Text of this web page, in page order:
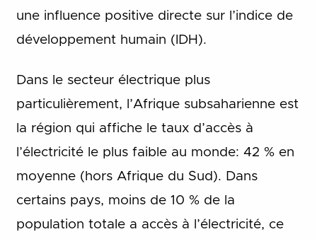
une influence positive directe sur l’indice de
développement humain (IDH).
Dans le secteur électrique plus
particulièrement, l’Afrique subsaharienne est
la région qui affiche le taux d’accès à
l’électricité le plus faible au monde: 42 % en
moyenne (hors Afrique du Sud). Dans
certains pays, moins de 10 % de la
population totale a accès à l’électricité, ce